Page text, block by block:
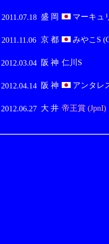
2011.07.18 盛 岡 マーキュ
2011.11.06 京 都 みやこS
2012.03.04 阪 神 仁川S
2012.04.14 阪 神 アンタレ
2012.06.27 大 井 帝王賞 (JpnI)